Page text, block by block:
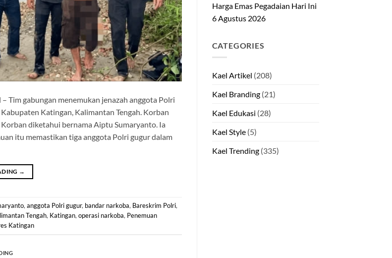
Tim gabungan menemukan jenazah anggota Polri
Katingan, Kalimantan Tengah. Korban
diketahui bernama Aiptu Sumaryanto. Ia
itu memastikan tiga anggota Polri gugur dalam
→
,anggota Polri gugur, bandar narkoba, Bareskrim Polri,
Tengah, Katingan,operasi narkoba, Penemuan
Katingan
Harga Emas Pegadaian Hari Ini
6 Agustus 2026
CATEGORIES
Kael Artikel (208)
Kael Branding(21)
Kael Edukasi (28)
Kael Style(5)
Kael Trending(335)